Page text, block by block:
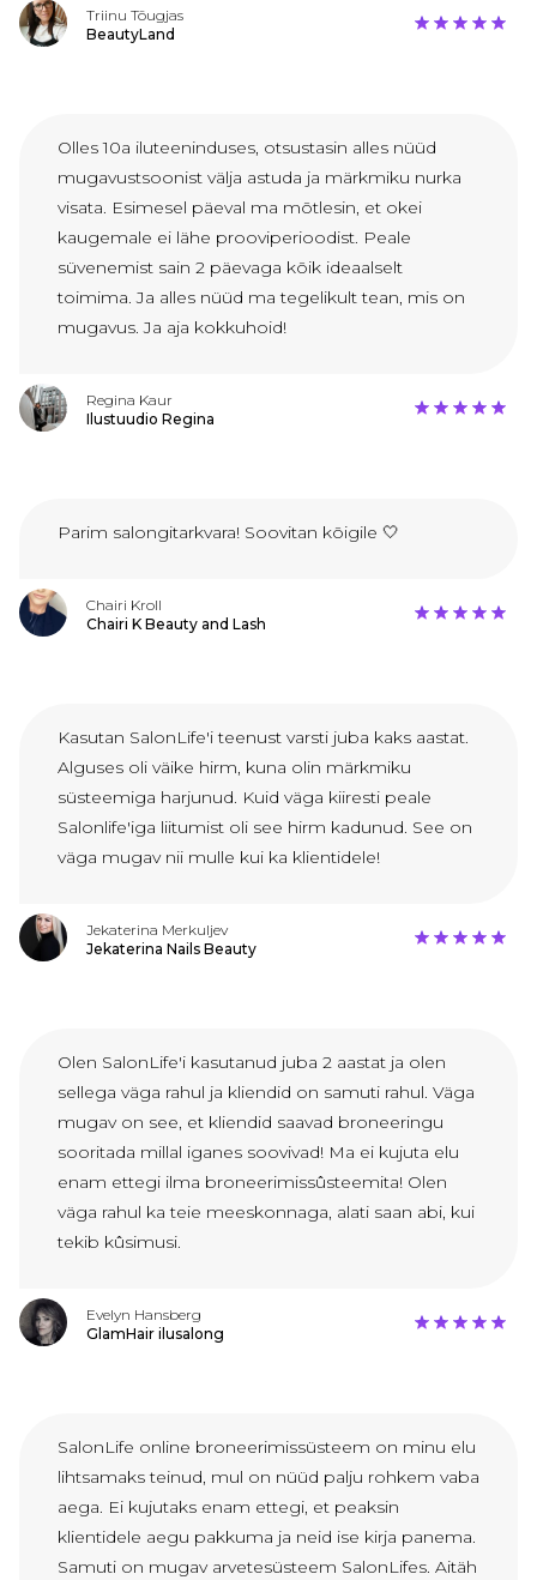
Triinu Tõugjas
BeautyLand
Olles 10a iluteeninduses, otsustasin alles nüüd
mugavustsoonist välja astuda ja märkmiku nurka
visata. Esimesel päeval ma mõtlesin, et okei
kaugemale ei lähe prooviperioodist. Peale
süvenemist sain 2 päevaga kõik ideaalselt
toimima. Ja alles nüüd ma tegelikult tean, mis on
mugavus. Ja aja kokkuhoid!
Regina Kaur
Ilustuudio Regina
Parim salongitarkvara! Soovitan kõigile 🤍
Chairi Kroll
Chairi K Beauty and Lash
Kasutan SalonLife'i teenust varsti juba kaks aastat.
Alguses oli väike hirm, kuna olin märkmiku
süsteemiga harjunud. Kuid väga kiiresti peale
Salonlife'iga liitumist oli see hirm kadunud. See on
väga mugav nii mulle kui ka klientidele!
Jekaterina Merkuljev
Jekaterina Nails Beauty
Olen SalonLife'i kasutanud juba 2 aastat ja olen
sellega väga rahul ja kliendid on samuti rahul. Väga
mugav on see, et kliendid saavad broneeringu
sooritada millal iganes soovivad! Ma ei kujuta elu
enam ettegi ilma broneerimissûsteemita! Olen
väga rahul ka teie meeskonnaga, alati saan abi, kui
tekib kûsimusi.
Evelyn Hansberg
GlamHair ilusalong
SalonLife online broneerimissüsteem on minu elu
lihtsamaks teinud, mul on nüüd palju rohkem vaba
aega. Ei kujutaks enam ettegi, et peaksin
klientidele aegu pakkuma ja neid ise kirja panema.
Samuti on mugav arvetesüsteem SalonLifes. Aitäh